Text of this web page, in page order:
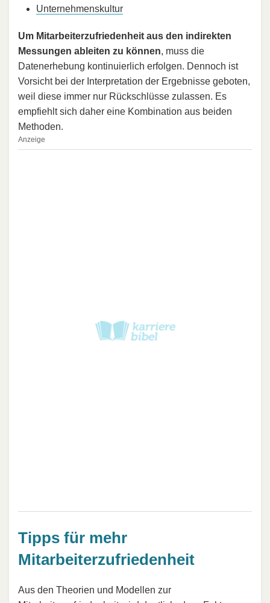
Unternehmenskultur
Um Mitarbeiterzufriedenheit aus den indirekten
Messungen ableiten zu können, muss die
Datenerhebung kontinuierlich erfolgen. Dennoch ist
Vorsicht bei der Interpretation der Ergebnisse geboten,
weil diese immer nur Rückschlüsse zulassen. Es
empfiehlt sich daher eine Kombination aus beiden
Methoden.
Anzeige
Tipps für mehr
Mitarbeiterzufriedenheit
Aus den Theorien und Modellen zur